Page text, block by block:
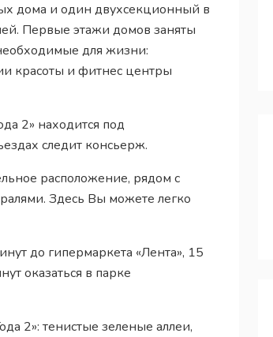
дома и один двухсекционный в
Первые этажи домов заняты
для жизни:
красоты и фитнес центры
2» находится под
следит консьерж.
расположение, рядом с
Здесь Вы можете легко
до гипермаркета «Лента», 15
оказаться в парке
2»: тенистые зеленые аллеи,